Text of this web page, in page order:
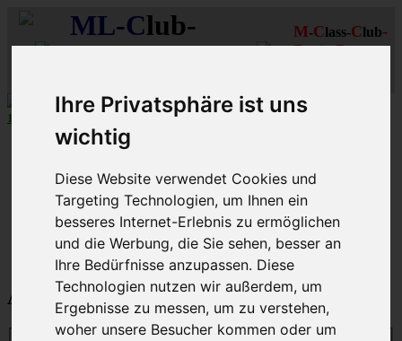
Ihre Privatsphäre ist uns
wichtig
Diese Website verwendet Cookies und
Targeting Technologien, um Ihnen ein
besseres Internet-Erlebnis zu ermöglichen
und die Werbung, die Sie sehen, besser an
Ihre Bedürfnisse anzupassen. Diese
Technologien nutzen wir außerdem, um
Ergebnisse zu messen, um zu verstehen,
woher unsere Besucher kommen oder um
ML-Club-
M-Class-Club-
Rhein-Ruhr
10 aus 27 Grün
Schnellzugriff
Ungelesene
MLCD-Ausstellung
Forennutzer
FAQ
MLCD-Seiten MLCD-Foren-Übersicht
Anmelden